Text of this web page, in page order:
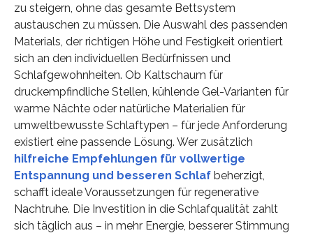
zu steigern, ohne das gesamte Bettsystem
austauschen zu müssen. Die Auswahl des passenden
Materials, der richtigen Höhe und Festigkeit orientiert
sich an den individuellen Bedürfnissen und
Schlafgewohnheiten. Ob Kaltschaum für
druckempfindliche Stellen, kühlende Gel-Varianten für
warme Nächte oder natürliche Materialien für
umweltbewusste Schlaftypen – für jede Anforderung
existiert eine passende Lösung. Wer zusätzlich
hilfreiche Empfehlungen für vollwertige
Entspannung und besseren Schlafbeherzigt,
schafft ideale Voraussetzungen für regenerative
Nachtruhe. Die Investition in die Schlafqualität zahlt
sich täglich aus – in mehr Energie, besserer Stimmung